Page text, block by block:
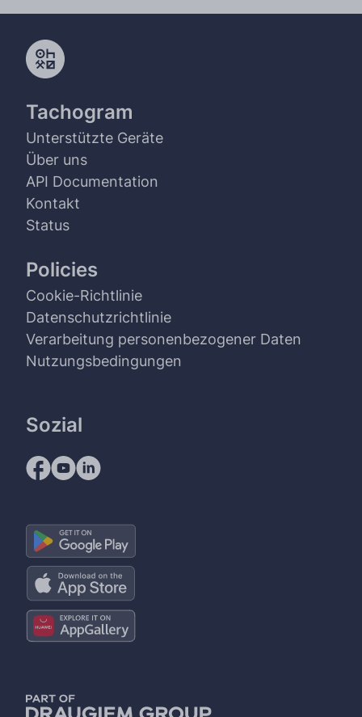
Tachogram
Unterstützte Geräte
Über uns
API Documentation
Kontakt
Status
Policies
Cookie-Richtlinie
Datenschutzrichtlinie
Verarbeitung personenbezogener Daten
Nutzungsbedingungen
Sozial